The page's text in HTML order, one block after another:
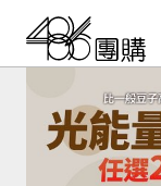
家電輕鬆租．